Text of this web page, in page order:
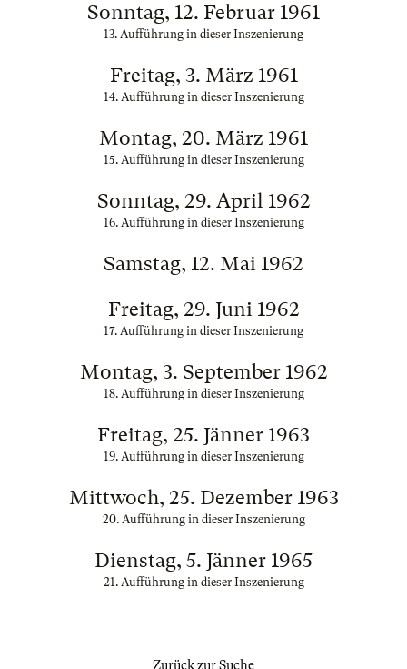
Sonntag, 12. Februar 1961
13. Aufführung in dieser Inszenierung
Freitag, 3. März 1961
14. Aufführung in dieser Inszenierung
Montag, 20. März 1961
15. Aufführung in dieser Inszenierung
Sonntag, 29. April 1962
16. Aufführung in dieser Inszenierung
Samstag, 12. Mai 1962
Freitag, 29. Juni 1962
17. Aufführung in dieser Inszenierung
Montag, 3. September 1962
18. Aufführung in dieser Inszenierung
Freitag, 25. Jänner 1963
19. Aufführung in dieser Inszenierung
Mittwoch, 25. Dezember 1963
20. Aufführung in dieser Inszenierung
Dienstag, 5. Jänner 1965
21. Aufführung in dieser Inszenierung
Zurück zur Suche